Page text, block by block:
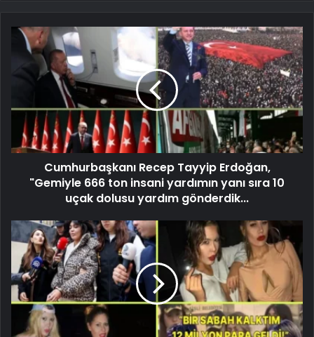
Cumhurbaşkanı Recep Tayyip Erdoğan,
"Gemiyle 666 ton insani yardımın yanı sıra 10
uçak dolusu yardım gönderdik...